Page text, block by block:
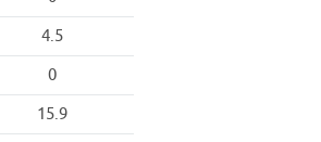
4.5
0
15.9